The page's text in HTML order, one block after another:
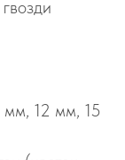
мм, 12 мм, 15